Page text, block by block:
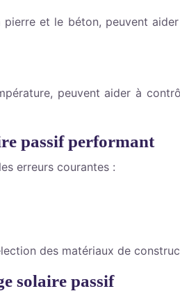
et le béton, peuvent
peuvent aider à
passif performant
erreurs courantes :
des matériaux de
solaire passif